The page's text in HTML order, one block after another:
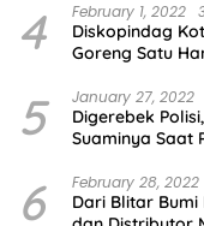
4 February 1, 2022
Diskopindag
Goreng Satu
5 January 27, 2022
Digerebek
Suaminya Saat
6 February 28, 2022
Dari Blitar